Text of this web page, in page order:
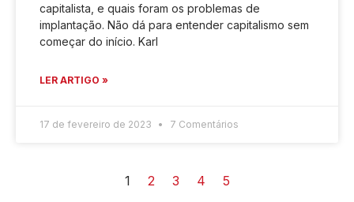
capitalista, e quais foram os problemas de
implantação. Não dá para entender capitalismo sem
começar do início. Karl
LER ARTIGO »
17 de fevereiro de 2023 7 Comentários
1 2 3 4 5